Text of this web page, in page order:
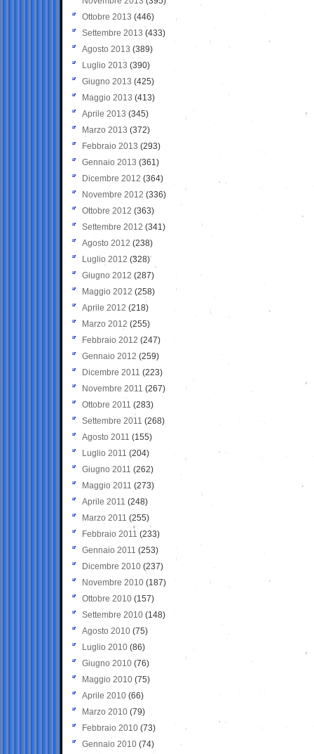
Ottobre 2013 (446)
Settembre 2013 (433)
Agosto 2013 (389)
Luglio 2013 (390)
Giugno 2013 (425)
Maggio 2013 (413)
Aprile 2013 (345)
Marzo 2013 (372)
Febbraio 2013 (293)
Gennaio 2013 (361)
Dicembre 2012 (364)
Novembre 2012 (336)
Ottobre 2012 (363)
Settembre 2012 (341)
Agosto 2012 (238)
Luglio 2012 (328)
Giugno 2012 (287)
Maggio 2012 (258)
Aprile 2012 (218)
Marzo 2012 (255)
Febbraio 2012 (247)
Gennaio 2012 (259)
Dicembre 2011 (223)
Novembre 2011 (267)
Ottobre 2011 (283)
Settembre 2011 (268)
Agosto 2011 (155)
Luglio 2011 (204)
Giugno 2011 (262)
Maggio 2011 (273)
Aprile 2011 (248)
Marzo 2011 (255)
Febbraio 2011 (233)
Gennaio 2011 (253)
Dicembre 2010 (237)
Novembre 2010 (187)
Ottobre 2010 (157)
Settembre 2010 (148)
Agosto 2010 (75)
Luglio 2010 (86)
Giugno 2010 (76)
Maggio 2010 (75)
Aprile 2010 (66)
Marzo 2010 (79)
Febbraio 2010 (73)
Gennaio 2010 (74)